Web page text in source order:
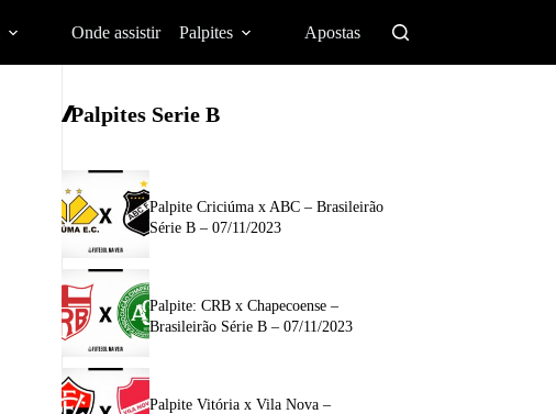
Onde assistir Palpites Apostas
Palpites Serie B
Palpite Criciúma x ABC – Brasileirão
Série B – 07/11/2023
Palpite: CRB x Chapecoense –
Brasileirão Série B – 07/11/2023
Palpite Vitória x Vila Nova –